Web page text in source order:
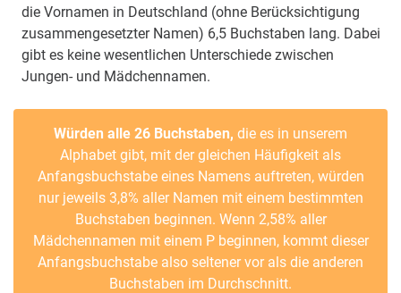
die Vornamen in Deutschland (ohne Berücksichtigung
zusammengesetzter Namen) 6,5 Buchstaben lang. Dabei
gibt es keine wesentlichen Unterschiede zwischen
Jungen- und Mädchennamen.
Würden alle 26 Buchstaben, die es in unserem
Alphabet gibt, mit der gleichen Häufigkeit als
Anfangsbuchstabe eines Namens auftreten, würden
nur jeweils 3,8% aller Namen mit einem bestimmten
Buchstaben beginnen. Wenn 2,58% aller
Mädchennamen mit einem P beginnen, kommt dieser
Anfangsbuchstabe also seltener vor als die anderen
Buchstaben im Durchschnitt.